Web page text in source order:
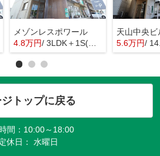
メゾンレスポワール
4.8万円/ 3LDK＋1S(納戸)
天山中央ビ
5.6万円/
トップに戻る
間：10:00～18:00
休日： 水曜日